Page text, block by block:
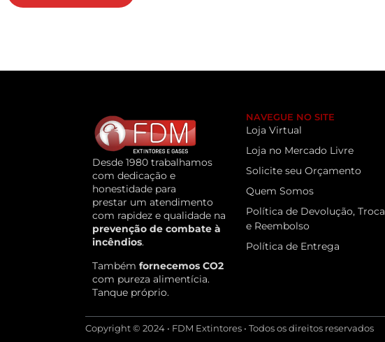
Desde 1980 trabalhamos
com dedicação e
honestidade para
prestar um atendimento
com rapidez e qualidade na
prevenção de combate à
incêndios.
Também fornecemos CO2
com pureza alimentícia.
Tanque próprio.
NAVEGUE NO SITE
Loja Virtual
Loja no Mercado Livre
Solicite seu Orçamento
Quem Somos
Política de Devolução, Troca
e Reembolso
Política de Entrega
Copyright © 2024 • FDM Extintores • Todos os direitos reservados